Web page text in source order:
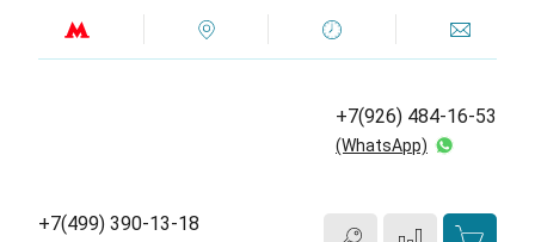
+7(926) 484-16-53
(WhatsApp)
+7(499) 390-13-18